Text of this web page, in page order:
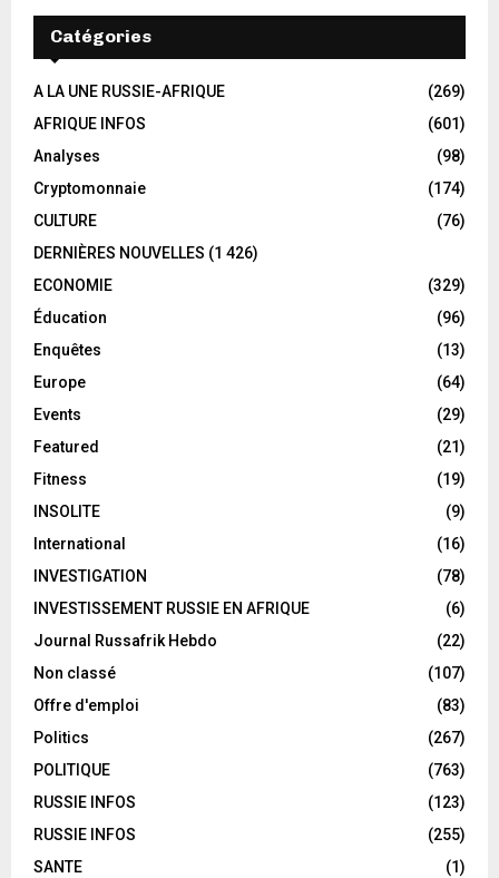
Catégories
A LA UNE RUSSIE-AFRIQUE
(269)
AFRIQUE INFOS
(601)
Analyses
(98)
Cryptomonnaie
(174)
CULTURE
(76)
DERNIÈRES NOUVELLES (1 426)
ECONOMIE
(329)
Éducation
(96)
Enquêtes
(13)
Europe
(64)
Events
(29)
Featured
(21)
Fitness
(19)
INSOLITE
(9)
International
(16)
INVESTIGATION
(78)
INVESTISSEMENT RUSSIE EN AFRIQUE
(6)
Journal Russafrik Hebdo
(22)
Non classé
(107)
Offre d'emploi
(83)
Politics
(267)
POLITIQUE
(763)
RUSSIE INFOS
(123)
RUSSIE INFOS
(255)
SANTE
(1)